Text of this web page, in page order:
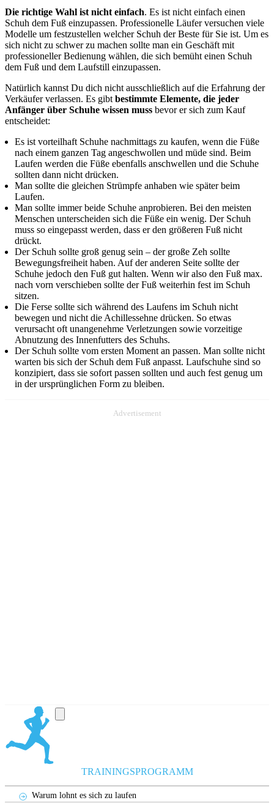
Die richtige Wahl ist nicht einfach. Es ist nicht einfach einen
Schuh dem Fuß einzupassen. Professionelle Läufer versuchen viele
Modelle um festzustellen welcher Schuh der Beste für Sie ist. Um es
sich nicht zu schwer zu machen sollte man ein Geschäft mit
professioneller Bedienung wählen, die sich bemüht einen Schuh
dem Fuß und dem Laufstill einzupassen.
Natürlich kannst Du dich nicht ausschließlich auf die Erfahrung der
Verkäufer verlassen. Es gibtbestimmte Elemente, die jeder
Anfänger über Schuhe wissen muss bevor er sich zum Kauf
entscheidet:
Es ist vorteilhaft Schuhe nachmittags zu kaufen, wenn die Füße
nach einem ganzen Tag angeschwollen und müde sind. Beim
Laufen werden die Füße ebenfalls anschwellen und die Schuhe
sollten dann nicht drücken.
Man sollte die gleichen Strümpfe anhaben wie später beim
Laufen.
Man sollte immer beide Schuhe anprobieren. Bei den meisten
Menschen unterscheiden sich die Füße ein wenig. Der Schuh
muss so eingepasst werden, dass er den größeren Fuß nicht
drückt.
Der Schuh sollte groß genug sein – der große Zeh sollte
Bewegungsfreiheit haben. Auf der anderen Seite sollte der
Schuhe jedoch den Fuß gut halten. Wenn wir also den Fuß max.
nach vorn verschieben sollte der Fuß weiterhin fest im Schuh
sitzen.
Die Ferse sollte sich während des Laufens im Schuh nicht
bewegen und nicht die Achillessehne drücken. So etwas
verursacht oft unangenehme Verletzungen sowie vorzeitige
Abnutzung des Innenfutters des Schuhs.
Der Schuh sollte vom ersten Moment an passen. Man sollte nicht
warten bis sich der Schuh dem Fuß anpasst. Laufschuhe sind so
konzipiert, dass sie sofort passen sollten und auch fest genug um
in der ursprünglichen Form zu bleiben.
Advertisement
TRAININGSPROGRAMM
Warum lohnt es sich zu laufen